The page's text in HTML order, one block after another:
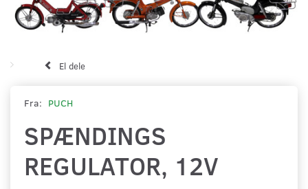
El dele
Fra: PUCH
SPÆNDINGS
REGULATOR, 12V